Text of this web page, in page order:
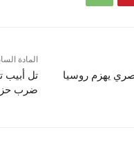
المادة
تل
ضرب حزب
يهزم روسيا